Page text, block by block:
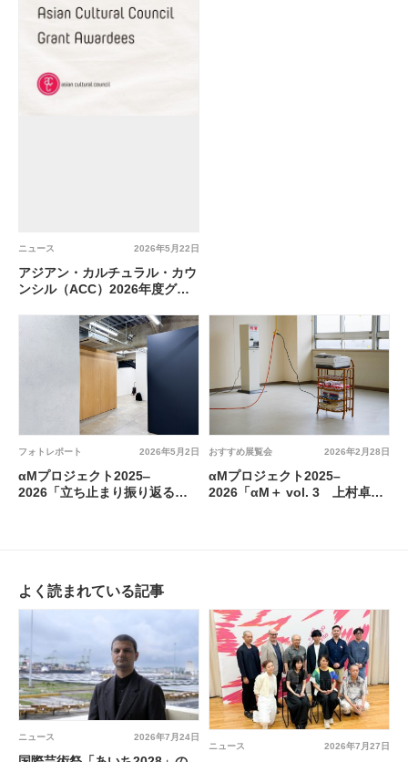
2026年5月22日
ニュース
アジアン・カルチュラル・カウ
ンシル（ACC）2026年度グラ
2026年5月2日
フォトレポート
αMプロジェクト2025‒
2026「立ち止まり振り返る、
2026年2月28日
おすすめ展覧会
αMプロジェクト2025–
2026「αM＋ vol. 3 上村卓大
よく読まれている記事
2026年7月24日
ニュース
2026年7月27日
ニュース